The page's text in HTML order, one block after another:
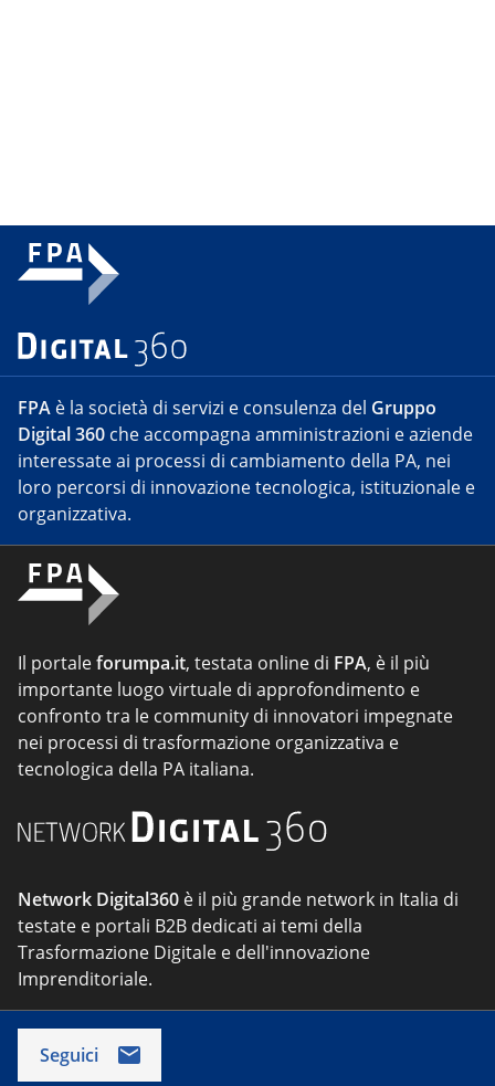
FPA è la società di servizi e consulenza del Gruppo
Digital 360 che accompagna amministrazioni e aziende
interessate ai processi di cambiamento della PA, nei
loro percorsi di innovazione tecnologica, istituzionale e
organizzativa.
Il portaleforumpa.it, testata online di FPA, è il più
importante luogo virtuale di approfondimento e
confronto tra le community di innovatori impegnate
nei processi di trasformazione organizzativa e
tecnologica della PA italiana.
Network Digital360 è il più grande network in Italia di
testate e portali B2B dedicati ai temi della
Trasformazione Digitale e dell'innovazione
Imprenditoriale.
Seguici